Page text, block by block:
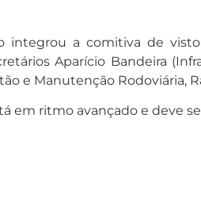
integrou a comitiva de
Aparício Bandeira
e Manutenção Rodoviária,
em ritmo avançado e deve